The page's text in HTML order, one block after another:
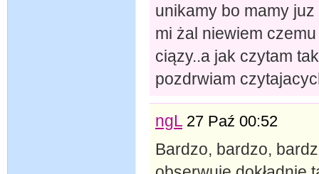
unikamy bo mamy
mi żal niewiem
ciązy..a jak czytam
pozdrwiam
ngL 27 Paź 00:52
Bardzo, bardzo,